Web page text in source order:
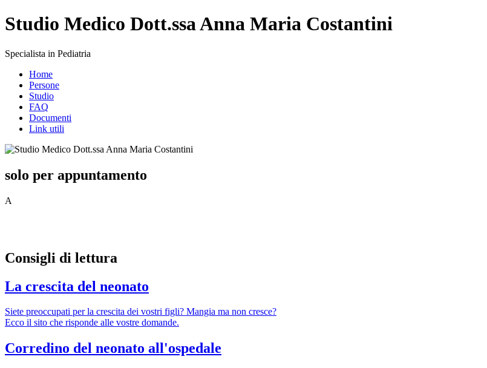
Studio Medico Dott.ssa Anna Maria Costantini
Specialista in Pediatria
Home
Persone
Studio
FAQ
Documenti
Link utili
solo per appuntamento
A
Consigli di lettura
La crescita del neonato
Siete preoccupati per la crescita dei vostri figli? Mangia ma non cresce?
Ecco il sito che risponde alle vostre domande.
Corredino del neonato all'ospedale